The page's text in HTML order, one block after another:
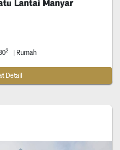
Lantai Manyar
2 | Rumah
Detail